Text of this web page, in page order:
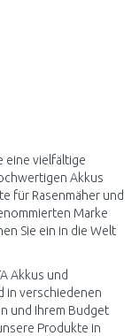
eine vielfältige
Akkus
für Rasenmäher und
Marke
Sie ein in die Welt
Akkus und
in verschiedenen
und Ihrem Budget
Produkte in